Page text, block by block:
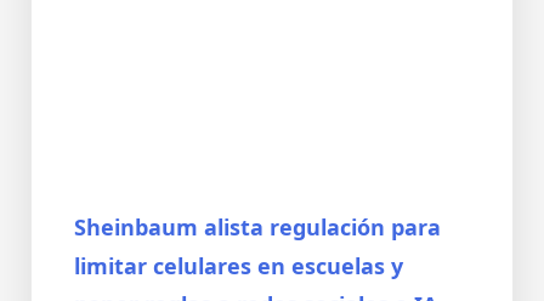
Sheinbaum alista regulación para
limitar celulares en escuelas y